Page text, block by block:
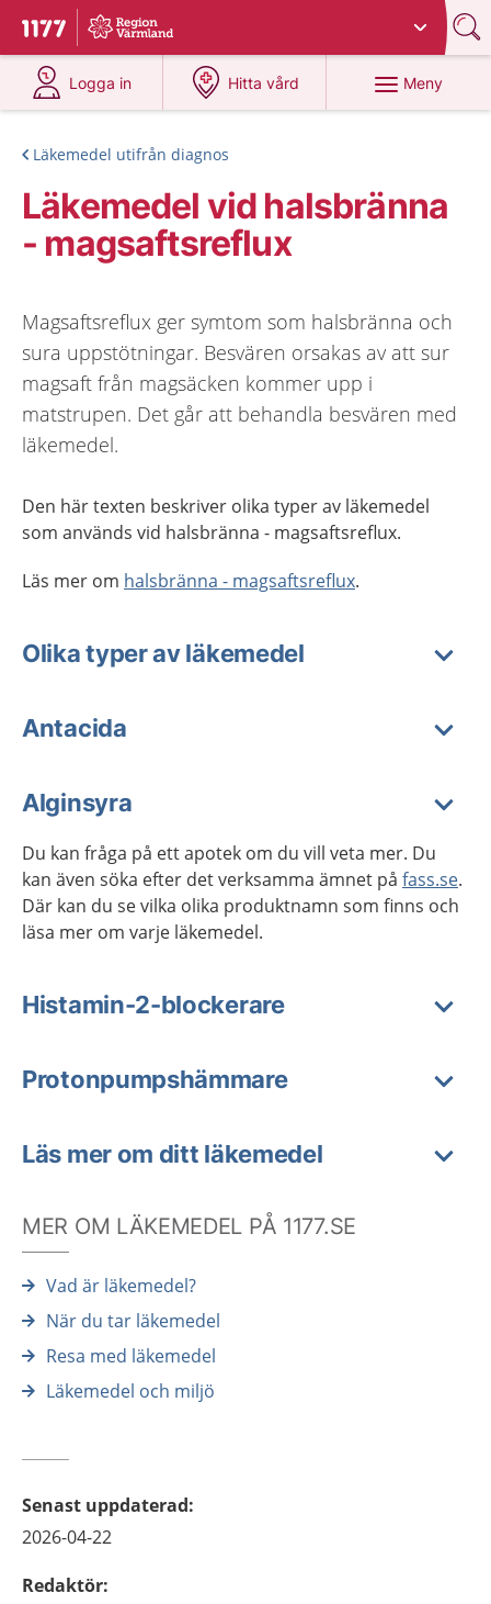
Till startsidan för 1177
Du har valt region
Logga in
på 1177.se
Hitta vård
på 1177.se
Meny
Läkemedel utifrån diagnos
Läkemedel vid halsbränna
- magsaftsreflux
Magsaftsreflux ger symtom som halsbränna och
sura uppstötningar. Besvären orsakas av att sur
magsaft från magsäcken kommer upp i
matstrupen. Det går att behandla besvären med
läkemedel.
Den här texten beskriver olika typer av läkemedel
som används vid halsbränna - magsaftsreflux.
Läs mer om halsbränna - magsaftsreflux.
Olika typer av läkemedel
Antacida
Alginsyra
Du kan fråga på ett apotek om du vill veta mer. Du
kan även söka efter det verksamma ämnet på fass.se.
Där kan du se vilka olika produktnamn som finns och
läsa mer om varje läkemedel.
Histamin-2-blockerare
Protonpumpshämmare
Läs mer om ditt läkemedel
MER OM LÄKEMEDEL PÅ 1177.SE
Vad är läkemedel?
När du tar läkemedel
Resa med läkemedel
Läkemedel och miljö
Senast uppdaterad:
2026-04-22
Redaktör: